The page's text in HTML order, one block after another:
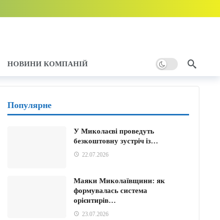
НОВИНИ КОМПАНІЙ
Популярне
У Миколаєві проведуть
безкоштовну зустріч із…
22.07.2026
Маяки Миколаївщини: як
формувалась система
орієнтирів…
23.07.2026